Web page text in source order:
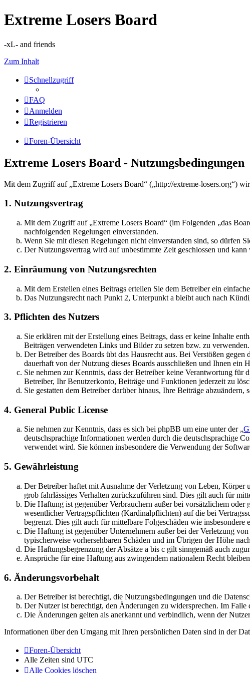
Extreme Losers Board
-xL- and friends
Zum Inhalt
Schnellzugriff
FAQ
Anmelden
Registrieren
Foren-Übersicht
Extreme Losers Board - Nutzungsbedingungen
Mit dem Zugriff auf „Extreme Losers Board“ („http://extreme-losers.org“)
1. Nutzungsvertrag
Mit dem Zugriff auf „Extreme Losers Board“ (im Folgenden „das
nachfolgenden Regelungen einverstanden.
Wenn Sie mit diesen Regelungen nicht einverstanden sind, so dürfen
Der Nutzungsvertrag wird auf unbestimmte Zeit geschlossen und
2. Einräumung von Nutzungsrechten
Mit dem Erstellen eines Beitrags erteilen Sie dem Betreiber ein
Das Nutzungsrecht nach Punkt 2, Unterpunkt a bleibt auch nach
3. Pflichten des Nutzers
Sie erklären mit der Erstellung eines Beitrags, dass er keine Inhalte
Beiträgen verwendeten Links und Bilder zu setzen bzw. zu verwenden.
Der Betreiber des Boards übt das Hausrecht aus. Bei Verstößen
dauerhaft von der Nutzung dieses Boards ausschließen und Ihnen ein
Sie nehmen zur Kenntnis, dass der Betreiber keine Verantwortung für
Betreiber, Ihr Benutzerkonto, Beiträge und Funktionen jederzeit zu
Sie gestatten dem Betreiber darüber hinaus, Ihre Beiträge
4. General Public License
Sie nehmen zur Kenntnis, dass es sich bei phpBB um eine unter der „
deutschsprachige Informationen werden durch die deutschsprachige
verwendet wird. Sie können insbesondere die Verwendung der
5. Gewährleistung
Der Betreiber haftet mit Ausnahme der Verletzung von Leben,
grob fahrlässiges Verhalten zurückzuführen sind. Dies gilt auch für
Die Haftung ist gegenüber Verbrauchern außer bei vorsätzlichem
wesentlicher Vertragspflichten (Kardinalpflichten) auf die bei
begrenzt. Dies gilt auch für mittelbare Folgeschäden wie insbesondere
Die Haftung ist gegenüber Unternehmern außer bei der Verletzung
typischerweise vorhersehbaren Schäden und im Übrigen der Höhe
Die Haftungsbegrenzung der Absätze a bis c gilt sinngemäß auch
Ansprüche für eine Haftung aus zwingendem nationalem Recht
6. Änderungsvorbehalt
Der Betreiber ist berechtigt, die Nutzungsbedingungen und die
Der Nutzer ist berechtigt, den Änderungen zu widersprechen. Im
Die Änderungen gelten als anerkannt und verbindlich, wenn der
Informationen über den Umgang mit Ihren persönlichen Daten sind in der
Foren-Übersicht
Alle Zeiten sind UTC
Alle Cookies löschen